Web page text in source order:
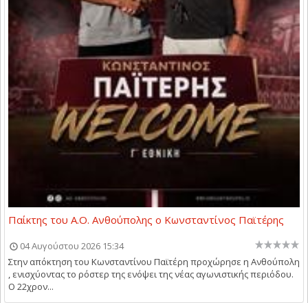
Παίκτης του Α.Ο. Ανθούπολης ο Κωνσταντίνος Παϊτέρης
04 Αυγούστου 2026 15:34
Στην απόκτηση του Κωνσταντίνου Παϊτέρη προχώρησε η Ανθούπολη
, ενισχύοντας το ρόστερ της ενόψει της νέας αγωνιστικής περιόδου.
Ο 22χρον...